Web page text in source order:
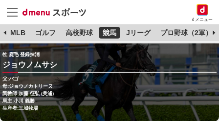
dメニュー
MLB ゴルフ 高校野球 競馬 Jリーグ プロ野球（2軍）
牡 鹿毛 登録抹消
ジョウノムサシ
父:バゴ
母:ジョウノカトリーヌ
調教師:加藤 征弘 (美浦)
馬主:小川 義勝
生産者:三城牧場